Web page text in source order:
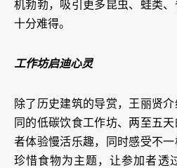
机勃勃，吸引更多昆虫、蛙类、
十分难得。
工作坊启迪心灵
除了历史建筑的导赏，王丽贤
同的低碳饮食工作坊、两至五
者体验慢活乐趣，同时感受不
珍惜食物为主题，让参加者透